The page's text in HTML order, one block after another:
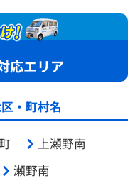
応エリア
・町村名
上瀬野南
瀬野南